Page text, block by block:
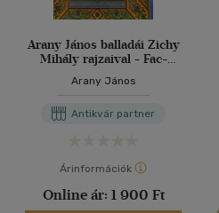
Arany János balladái Zichy
Mihály rajzaival - Fac-
Arany János
Antikvár partner
Árinformációk
Online ár: 1 900 Ft